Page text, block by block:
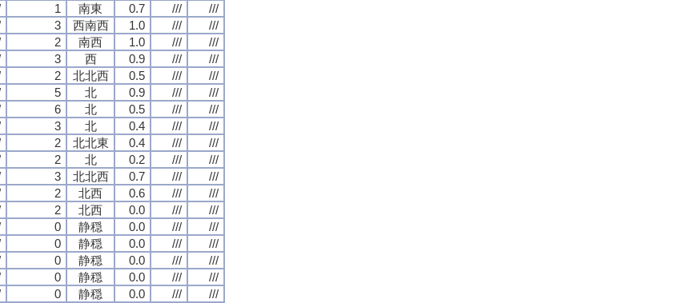
1 南東 0.7 ///
///
3 西南西 1.0 ///
///
2 南西 1.0 ///
///
3 西 0.9 ///
///
2 北北西 0.5 ///
///
5 北 0.9 ///
///
6 北 0.5 ///
///
3 北 0.4 ///
///
2 北北東 0.4 ///
///
2 北 0.2 ///
///
3 北北西 0.7 ///
///
2 北西 0.6 ///
///
2 北西 0.0 ///
///
0 静穏 0.0 ///
///
0 静穏 0.0 ///
///
0 静穏 0.0 ///
///
0 静穏 0.0 ///
///
0 静穏 0.0 /// ///